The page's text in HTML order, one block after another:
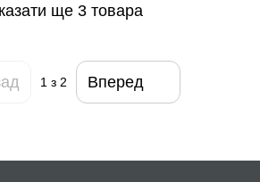
ще 3 товара
1 з 2 Вперед